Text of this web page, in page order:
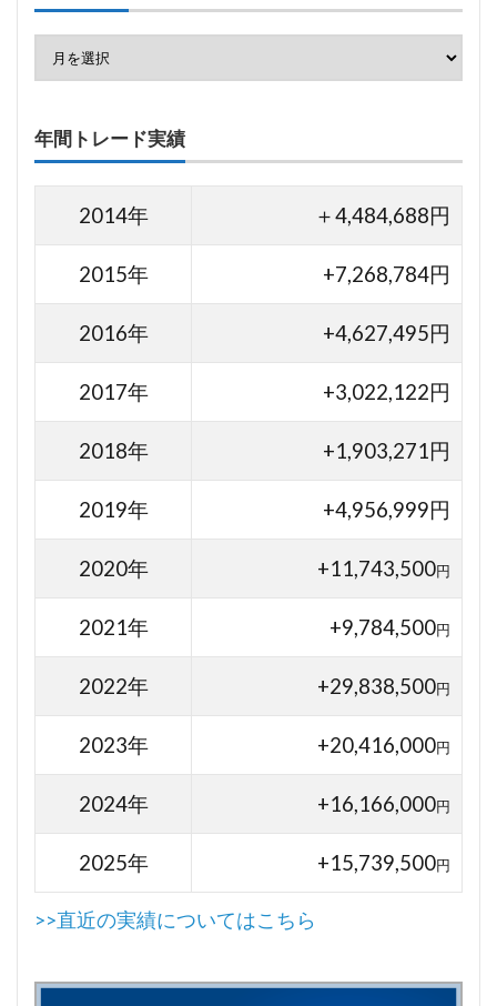
年間トレード実績
2014年 ＋4,484,688円
2015年 +7,268,784円
2016年 +4,627,495円
2017年 +3,022,122円
2018年 +1,903,271円
2019年 +4,956,999円
2020年 +11,743,500円
2021年 +9,784,500円
2022年 +29,838,500円
2023年 +20,416,000円
2024年 +16,166,000円
2025年 +15,739,500円
>>直近の実績についてはこちら